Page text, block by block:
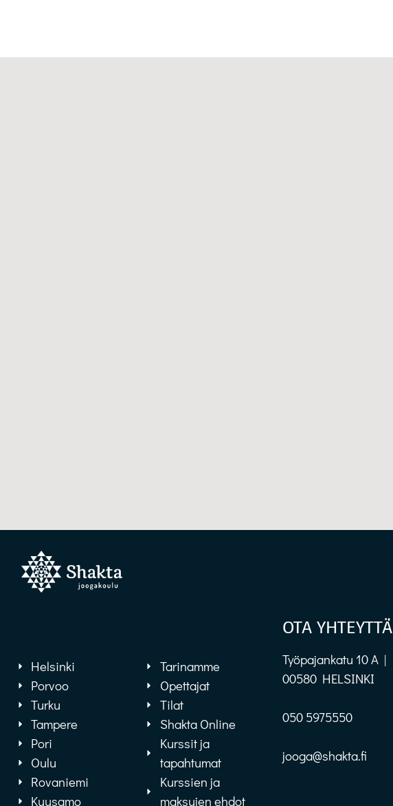
Helsinki
Porvoo
Turku
Tampere
Pori
Oulu
Rovaniemi
Kuusamo
Tarinamme
Opettajat
Tilat
Shakta Online
Kurssit ja
tapahtumat
Kurssien ja
maksujen ehdot
OTA YHTEYTTÄ
Työpajankatu 10 A |
00580 HELSINKI
050 5975550
jooga@shakta.fi